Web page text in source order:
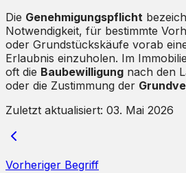
Die Genehmigungspflicht
Notwendigkeit, für bestimmte
oder Grundstückskäufe vorab
Erlaubnis einzuholen. Im
oft die Baubewilligung nach den
oder die Zustimmung der
Zuletzt aktualisiert: 03. Mai 2026
Vorheriger Begriff